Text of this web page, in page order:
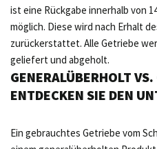
ist eine Rückgabe innerhalb von
möglich. Diese wird nach Erhalt
zurückerstattet. Alle Getriebe
geliefert und abgeholt.
GENERALÜBERHOLT
ENTDECKEN SIE DEN
Ein gebrauchtes Getriebe vom